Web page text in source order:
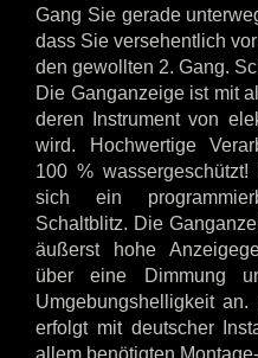
Gang Sie gerade
dass Sie versehentlich
den gewollten 2. Gang.
Die Ganganzeige ist mit
deren Instrument von
wird. Hochwertige
100 %
sich ein
Schaltblitz. Die
äußerst hohe
über eine Dimmung
Umgebungshelligkeit
erfolgt mit deutscher
allem benötigten